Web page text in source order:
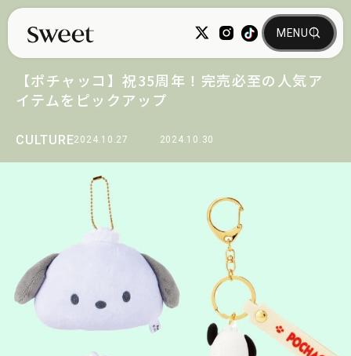
CULTURE2024.10.27 2024.10.30
【ポチャッコ】祝35周年！完売必至の人気ア
イテムをピックアップ